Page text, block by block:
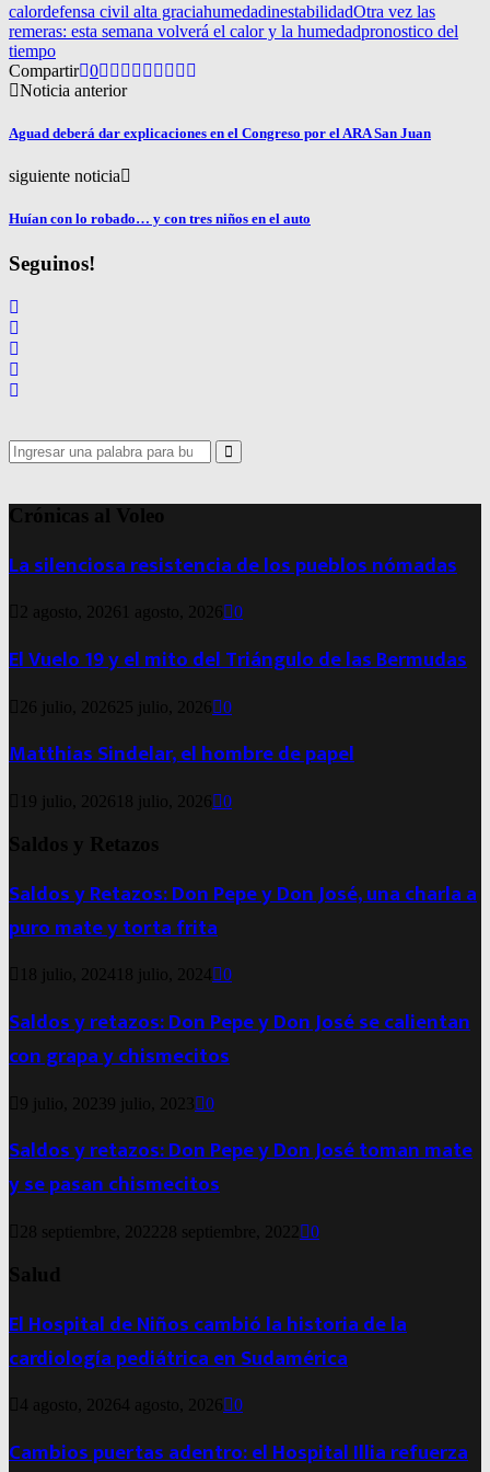
calordefensa civil alta graciahumedadinestabilidadOtra vez las
remeras: esta semana volverá el calor y la humedadpronostico del
tiempo
Compartir 0
Noticia anterior
Aguad deberá dar explicaciones en el Congreso por el ARA San Juan
siguiente noticia
Huían con lo robado… y con tres niños en el auto
Seguinos!
Search
for:
Search
Crónicas al Voleo
La silenciosa resistencia de los pueblos nómadas
2 agosto, 2026 1 agosto, 2026 0
El Vuelo 19 y el mito del Triángulo de las Bermudas
26 julio, 2026 25 julio, 2026 0
Matthias Sindelar, el hombre de papel
19 julio, 2026 18 julio, 2026 0
Saldos y Retazos
Saldos y Retazos: Don Pepe y Don José, una charla a
puro mate y torta frita
18 julio, 2024 18 julio, 2024 0
Saldos y retazos: Don Pepe y Don José se calientan
con grapa y chismecitos
9 julio, 20239 julio, 2023 0
Saldos y retazos: Don Pepe y Don José toman mate
y se pasan chismecitos
28 septiembre, 2022 28 septiembre, 2022 0
Salud
El Hospital de Niños cambió la historia de la
cardiología pediátrica en Sudamérica
4 agosto, 20264 agosto, 2026 0
Cambios puertas adentro: el Hospital Illia refuerza